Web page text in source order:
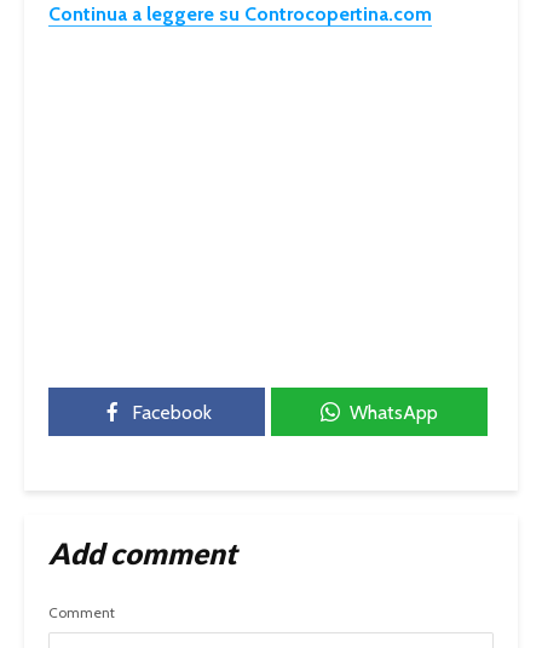
Continua a leggere su Controcopertina.com
Facebook WhatsApp
Add comment
Comment